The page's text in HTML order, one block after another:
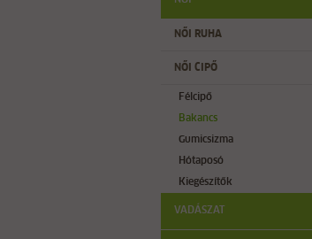
NŐI RUHA
NŐI CIPŐ
Félcipő
Bakancs
Gumicsizma
Hótaposó
Kiegészítők
VADÁSZAT